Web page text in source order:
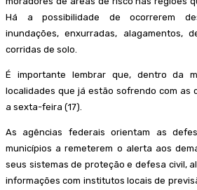
Há a possibilidade de ocorrerem
inundações, enxurradas, alagamentos,
corridas de solo.
É importante lembrar que, dentro da
localidades que já estão sofrendo com as
a sexta-feira (17).
As agências federais orientam as
municípios a remeterem o alerta aos
seus sistemas de proteção e defesa civil,
informações com institutos locais de